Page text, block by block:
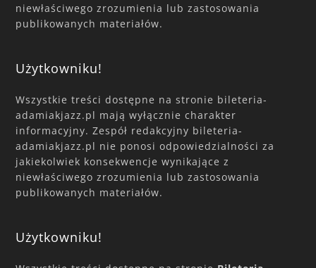
niewłaściwego zrozumienia lub zastosowania
publikowanych materiałów.
Użytkowniku!
Wszystkie treści dostępne na stronie bileteria-
adamiakjazz.pl mają wyłącznie charakter
informacyjny. Zespół redakcyjny bileteria-
adamiakjazz.pl nie ponosi odpowiedzialności za
jakiekolwiek konsekwencje wynikające z
niewłaściwego zrozumienia lub zastosowania
publikowanych materiałów.
Użytkowniku!